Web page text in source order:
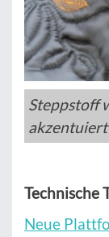
Steppstoff
Technische
Neue